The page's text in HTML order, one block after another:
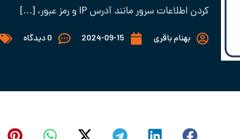
کردن اطلاعات سرور مانند آدرس IP و رمز عبور، […]
بهنام باقری 2024-09-15 0 دیدگاه